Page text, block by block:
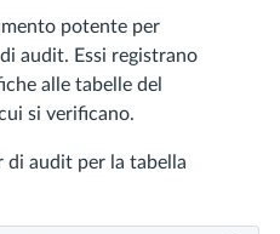
potente per
audit. Essi registrano
alle tabelle del
si verificano.
di audit per la tabella